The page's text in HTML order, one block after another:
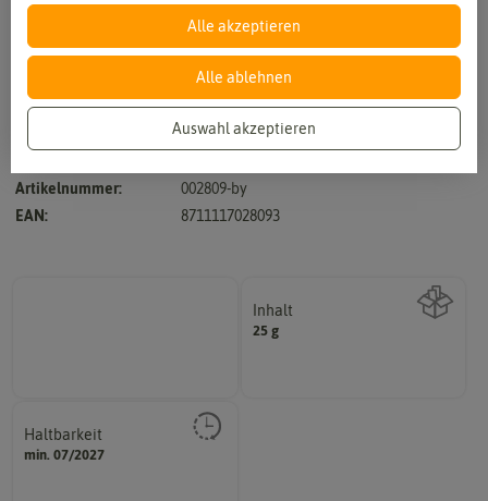
Vergrößern durch berühren
Artikelnummer:
002809-by
EAN:
8711117028093
Inhalt
25 g
Haltbarkeit
min. 07/2027
und Pflanzgut sehr gut keimen
sollte.
Alle akzeptieren
Alle ablehnen
Auswahl akzeptieren